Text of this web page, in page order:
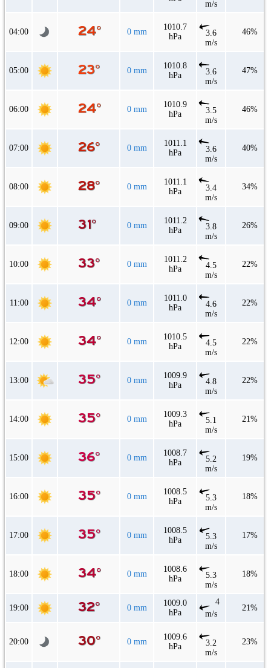
m/s
04:00 0 mm
1010.7
hPa
3.6
m/s
46%
05:00 0 mm
1010.8
hPa
3.6
m/s
47%
06:00 0 mm
1010.9
hPa
3.5
m/s
46%
07:00 0 mm
1011.1
hPa
3.6
m/s
40%
08:00 0 mm
1011.1
hPa
3.4
m/s
34%
09:00 0 mm
1011.2
hPa
3.8
m/s
26%
10:00 0 mm
1011.2
hPa
4.5
m/s
22%
11:00 0 mm
1011.0
hPa
4.6
m/s
22%
12:00 0 mm
1010.5
hPa
4.5
m/s
22%
13:00 0 mm
1009.9
hPa
4.8
m/s
22%
14:00 0 mm
1009.3
hPa
5.1
m/s
21%
15:00 0 mm
1008.7
hPa
5.2
m/s
19%
16:00 0 mm
1008.5
hPa
5.3
m/s
18%
17:00 0 mm
1008.5
hPa
5.3
m/s
17%
18:00 0 mm
1008.6
hPa
5.3
m/s
18%
19:00 0 mm
1009.0
hPa
4
m/s
21%
20:00 0 mm
1009.6
hPa
3.2
m/s
23%